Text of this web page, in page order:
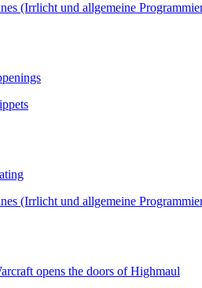
(Irrlicht und allgemeine
(Irrlicht und allgemeine
opens the doors of Highmaul